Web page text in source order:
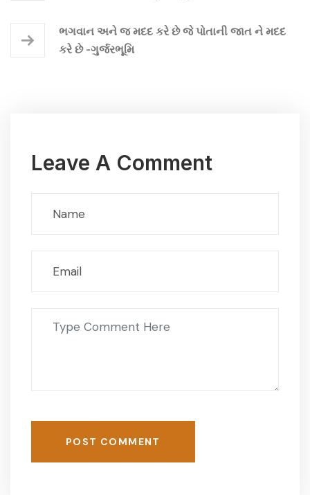
ભગવાન અને જ મદદ કરે છે જે પોતાની જાત ને મદદ
કરે છે -ગુર્જરભૂમિ
Leave A Comment
POST COMMENT